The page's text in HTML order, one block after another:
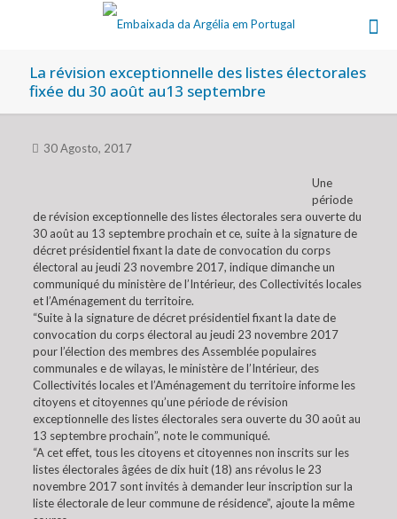
La révision exceptionnelle des listes électorales
fixée du 30 août au13 septembre
30 Agosto, 2017
Une
période
de révision exceptionnelle des listes électorales sera ouverte du
30 août au 13 septembre prochain et ce, suite à la signature de
décret présidentiel fixant la date de convocation du corps
électoral au jeudi 23 novembre 2017, indique dimanche un
communiqué du ministère de l’Intérieur, des Collectivités locales
et l’Aménagement du territoire.
“Suite à la signature de décret présidentiel fixant la date de
convocation du corps électoral au jeudi 23 novembre 2017
pour l’élection des membres des Assemblée populaires
communales e de wilayas, le ministère de l’Intérieur, des
Collectivités locales et l’Aménagement du territoire informe les
citoyens et citoyennes qu’une période de révision
exceptionnelle des listes électorales sera ouverte du 30 août au
13 septembre prochain”, note le communiqué.
“A cet effet, tous les citoyens et citoyennes non inscrits sur les
listes électorales âgées de dix huit (18) ans révolus le 23
novembre 2017 sont invités à demander leur inscription sur la
liste électorale de leur commune de résidence”, ajoute la même